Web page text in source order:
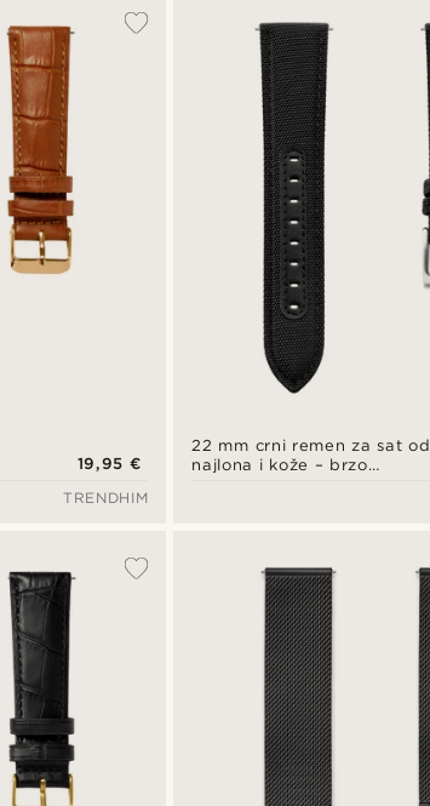
19,95 €
TRENDHIM
22 mm crni remen za sat od
najlona i kože – brzo